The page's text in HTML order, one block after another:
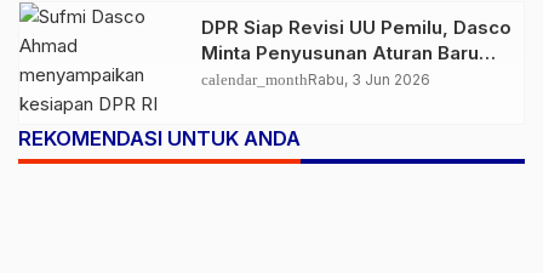
DPR Siap Revisi UU Pemilu, Dasco
Minta Penyusunan Aturan Baru
Tak Mudah Digugat
calendar_monthRabu, 3 Jun 2026
REKOMENDASI UNTUK ANDA